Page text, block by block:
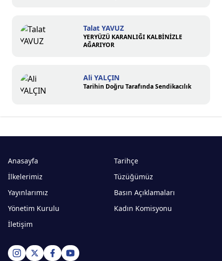
Talat YAVUZ
YERYÜZÜ KARANLIĞI KALBİNİZLE
AĞARIYOR
Ali YALÇIN
Tarihin Doğru Tarafında Sendikacılık
Anasayfa
Tarihçe
İlkelerimiz
Tüzüğümüz
Yayınlarımız
Basın Açıklamaları
Yönetim Kurulu
Kadın Komisyonu
İletişim